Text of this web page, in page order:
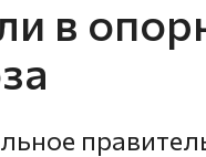
в